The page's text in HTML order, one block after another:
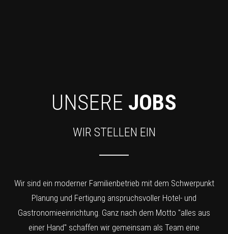
UNSERE JOBS
WIR STELLEN EIN
Wir sind ein moderner Familienbetrieb mit dem Schwerpunkt
Planung und Fertigung anspruchsvoller Hotel- und
Gastronomieeinrichtung. Ganz nach dem Motto "alles aus
einer Hand" schaffen wir gemeinsam als Team eine